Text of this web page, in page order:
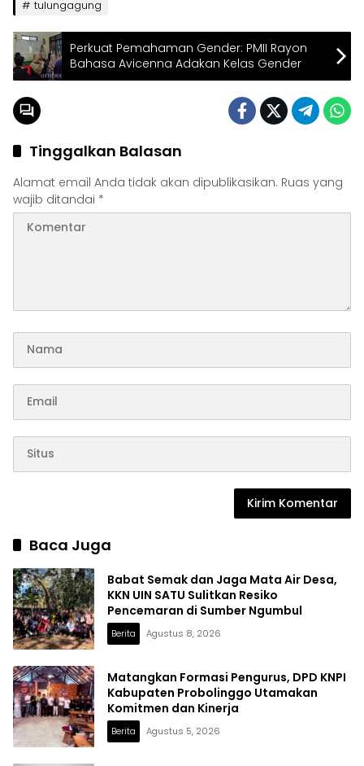
tulungagung
Perkuat Pemahaman Gender: PMII Rayon
Bahasa Avicenna Adakan Kelas Gender
Tinggalkan Balasan
Alamat email Anda tidak akan dipublikasikan. Ruas yang
wajib ditandai *
Baca Juga
Babat Semak dan Jaga Mata Air Desa,
KKN UIN SATU Sulitkan Resiko
Pencemaran di Sumber Ngumbul
Berita Agustus 8, 2026
Matangkan Formasi Pengurus, DPD KNPI
Kabupaten Probolinggo Utamakan
Komitmen dan Kinerja
Berita Agustus 5, 2026